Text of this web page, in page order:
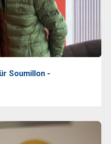
Soumillon -